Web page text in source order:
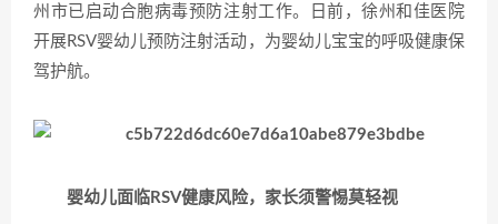
州市已启动合胞病毒预防注射工作。日前，徐州和佳医院
开展RSV婴幼儿预防注射活动，为婴幼儿宝宝的呼吸健康保
驾护航。
婴幼儿面临RSV健康风险，家长须警惕莫轻视